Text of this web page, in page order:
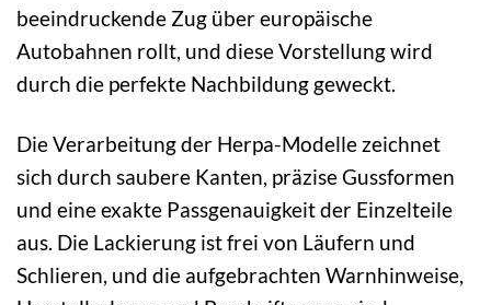
beeindruckende Zug über europäische
Autobahnen rollt, und diese Vorstellung wird
durch die perfekte Nachbildung geweckt.
Die Verarbeitung der Herpa-Modelle zeichnet
sich durch saubere Kanten, präzise Gussformen
und eine exakte Passgenauigkeit der Einzelteile
aus. Die Lackierung ist frei von Läufern und
Schlieren, und die aufgebrachten Warnhinweise,